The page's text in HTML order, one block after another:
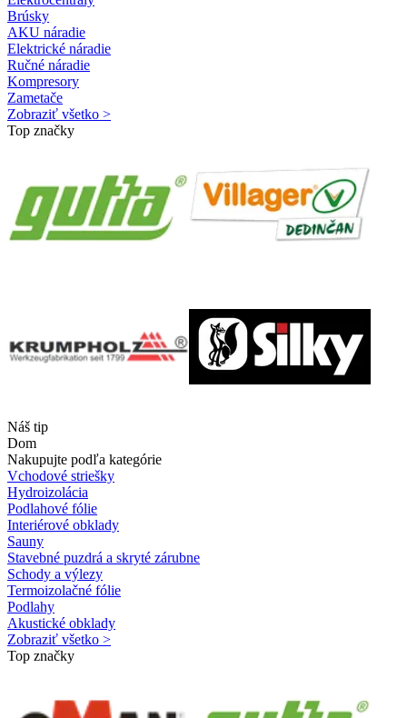
Brúsky
AKU náradie
Elektrické náradie
Ručné náradie
Kompresory
Zametače
Zobraziť všetko >
Top značky
Náš tip
Dom
Nakupujte podľa kategórie
Vchodové striešky
Hydroizolácia
Podlahové fólie
Interiérové obklady
Sauny
Stavebné puzdrá a skryté zárubne
Schody a výlezy
Termoizolačné fólie
Podlahy
Akustické obklady
Zobraziť všetko >
Top značky